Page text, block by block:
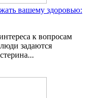
вашему здоровью:
к вопросам
задаются